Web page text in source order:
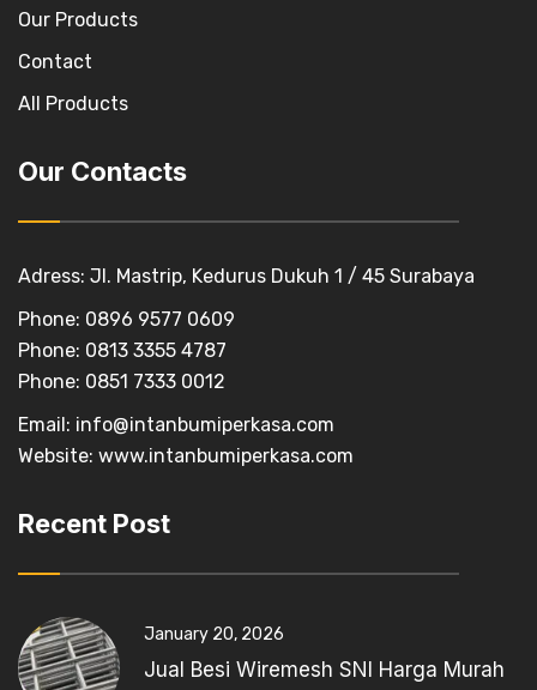
Our Products
Contact
All Products
Our Contacts
Adress: Jl. Mastrip, Kedurus Dukuh 1 / 45 Surabaya
Phone: 0896 9577 0609
Phone: 0813 3355 4787
Phone: 0851 7333 0012
Email: info@intanbumiperkasa.com
Website: www.intanbumiperkasa.com
Recent Post
January 20, 2026
Jual Besi Wiremesh SNI Harga Murah